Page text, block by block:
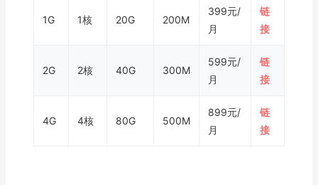
1G 1核 20G 200M
399元/
月
链
接
2G 2核 40G 300M
599元/
月
链
接
4G 4核 80G 500M
899元/
月
链
接